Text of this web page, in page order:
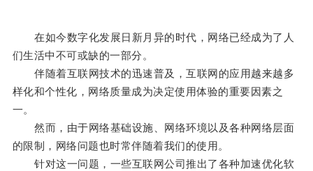
在如今数字化发展日新月异的时代，网络已经成为了人
们生活中不可或缺的一部分。
伴随着互联网技术的迅速普及，互联网的应用越来越多
样化和个性化，网络质量成为决定使用体验的重要因素之
一。
然而，由于网络基础设施、网络环境以及各种网络层面
的限制，网络问题也时常伴随着我们的使用。
针对这一问题，一些互联网公司推出了各种加速优化软